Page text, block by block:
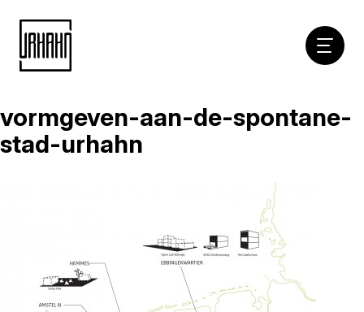
Naar
inhoud
vormgeven-aan-de-spontane-
stad-urhahn